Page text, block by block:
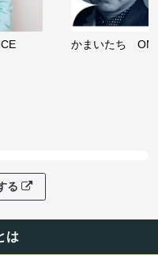
かまいたち
る
は